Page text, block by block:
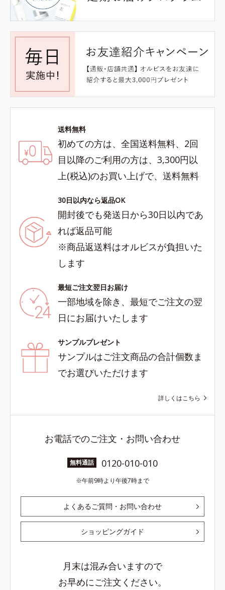
送料無料
初めての方は、全国送料無料、2回
目以降のご利用の方は、3,300円以
上(税込)のお買い上げで、送料無料
30日以内なら返品OK
開封後でも発送日から30日以内であ
れば返品可能
※商品返送料はオルビスが負担いた
します
最短ご注文翌日お届け
一部地域を除き、最短でご注文の翌
日にお届けいたします
サンプルプレゼント
サンプルはご注文商品の合計個数ま
でお選びいただけます
詳しくはこちら
お電話でのご注文・お問い合わせ
無料通話 0120-010-010
午前9時より午後7時まで
よくあるご質問・お問い合わせ
ショッピングガイド
月末は混み合いますので
お早めにご注文ください。